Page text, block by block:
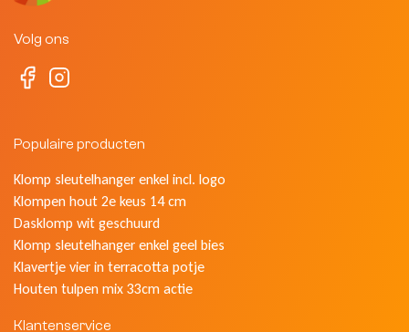
Volg ons
Populaire producten
Klomp sleutelhanger enkel incl. logo
Klompen hout 2e keus 14 cm
Dasklomp wit geschuurd
Klomp sleutelhanger enkel geel bies
Klavertje vier in terracotta potje
Houten tulpen mix 33cm actie
Klantenservice